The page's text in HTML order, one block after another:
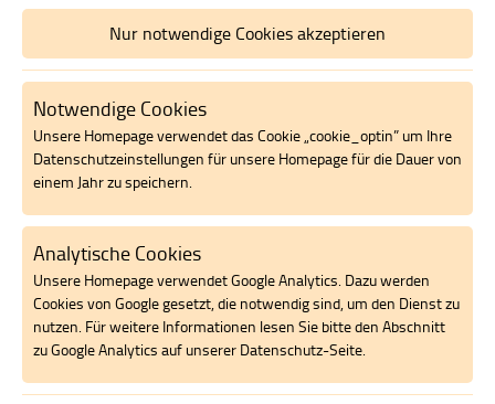
Die BUTTING Akademie hat sich - insbesondere im Bereich der
Privatpersonen, Kitas und Schulen - dazu verpflichtet, andere zu
unterstützen. Sie möchte das individuelle Potenzial von Persönlichkeiten
durch gezielte Weiterbildung, Beratung und Training fördern. Dieser
Aufgabe stellt sich die BUTTING Akademie gGmbH.
Um das Bestehen der BUTTING Akademie gGmbH langfristig zu sichern -
unabhängig von der konjunkturellen Situation und der Ertragslage der
BUTTING Gruppe - wurde bereits 2006 die BUTTING Akademie Stiftung
gegründet. Stiftungszweck ist die Unterstützung der BUTTING Akademie
und die Denkmalpflege.
Wenn Sie mehr über die BUTTING Akademie Stiftung erfahren oder
unsere gemeinnützige Arbeit unterstützen möchten, nehmen Sie bitte
Kontakt zu uns auf.
Nur notwendige Cookies akzeptieren
Notwendige Cookies
Unsere Homepage verwendet das Cookie „cookie_optin” um Ihre
Datenschutzeinstellungen für unsere Homepage für die Dauer von
einem Jahr zu speichern.
Analytische Cookies
Unsere Homepage verwendet Google Analytics. Dazu werden
Cookies von Google gesetzt, die notwendig sind, um den Dienst zu
nutzen. Für weitere Informationen lesen Sie bitte den Abschnitt
zu Google Analytics auf unserer Datenschutz-Seite.